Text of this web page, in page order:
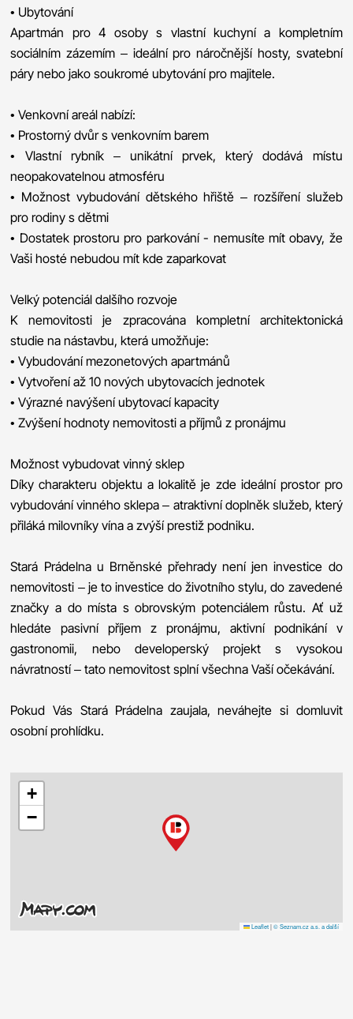
• Ubytování
Apartmán pro 4 osoby s vlastní kuchyní a kompletním
sociálním zázemím – ideální pro náročnější hosty, svatební
páry nebo jako soukromé ubytování pro majitele.
• Venkovní areál nabízí:
• Prostorný dvůr s venkovním barem
• Vlastní rybník – unikátní prvek, který dodává místu
neopakovatelnou atmosféru
• Možnost vybudování dětského hřiště – rozšíření služeb
pro rodiny s dětmi
• Dostatek prostoru pro parkování - nemusíte mít obavy, že
Vaši hosté nebudou mít kde zaparkovat
Velký potenciál dalšího rozvoje
K nemovitosti je zpracována kompletní architektonická
studie na nástavbu, která umožňuje:
• Vybudování mezonetových apartmánů
• Vytvoření až 10 nových ubytovacích jednotek
• Výrazné navýšení ubytovací kapacity
• Zvýšení hodnoty nemovitosti a příjmů z pronájmu
Možnost vybudovat vinný sklep
Díky charakteru objektu a lokalitě je zde ideální prostor pro
vybudování vinného sklepa – atraktivní doplněk služeb, který
přiláká milovníky vína a zvýší prestiž podniku.
Stará Prádelna u Brněnské přehrady není jen investice do
nemovitosti – je to investice do životního stylu, do zavedené
značky a do místa s obrovským potenciálem růstu. Ať už
hledáte pasivní příjem z pronájmu, aktivní podnikání v
gastronomii, nebo developerský projekt s vysokou
návratností – tato nemovitost splní všechna Vaší očekávání.
Pokud Vás Stará Prádelna zaujala, neváhejte si domluvit
osobní prohlídku.
+
−
Leaflet | © Seznam.cz a.s. a další